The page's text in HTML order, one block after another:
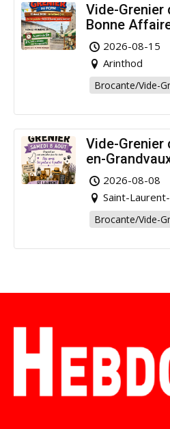
Vide-Grenier
Bonne
Arinthod !
2026-08-15
Arinthod
Brocante/Vide-
Vide-Grenier
en-
pour la
2026-08-08
Saint-
Brocante/Vide-